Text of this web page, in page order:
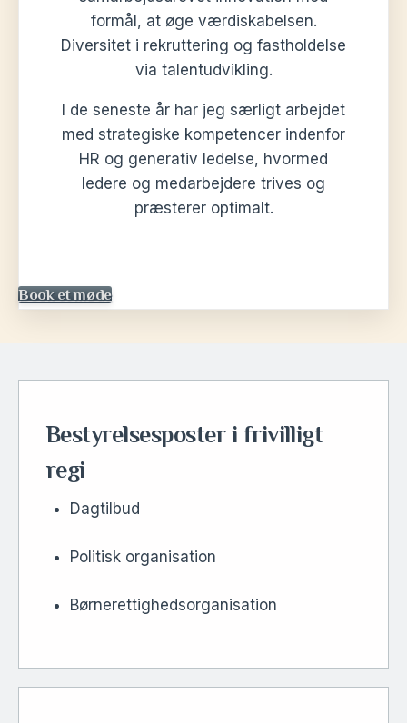
formål, at øge værdiskabelsen.
Diversitet i rekruttering og fastholdelse
via talentudvikling.
I de seneste år har jeg særligt arbejdet
med strategiske kompetencer indenfor
HR og generativ ledelse, hvormed
ledere og medarbejdere trives og
præsterer optimalt.
Book et møde
Bestyrelsesposter i frivilligt
regi
Dagtilbud
Politisk organisation
Børnerettighedsorganisation